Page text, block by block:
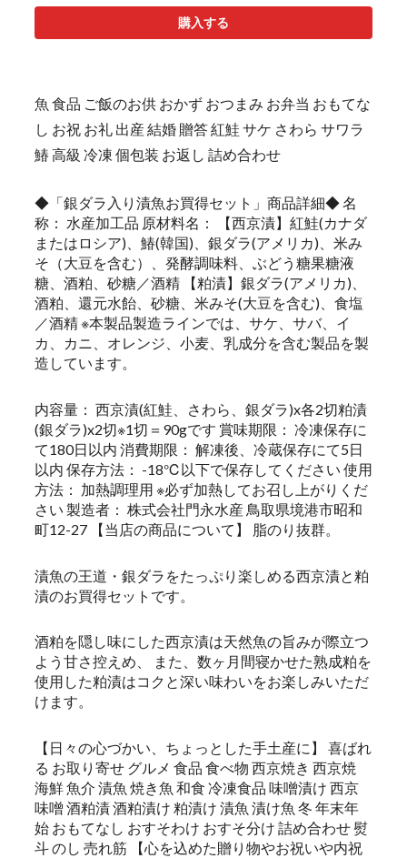
購入する
魚 食品 ご飯のお供 おかず おつまみ お弁当 おもてな
し お祝 お礼 出産 結婚 贈答 紅鮭 サケ さわら サワラ
鰆 高級 冷凍 個包装 お返し 詰め合わせ
◆「銀ダラ入り漬魚お買得セット」商品詳細◆ 名
称： 水産加工品 原材料名： 【西京漬】紅鮭(カナダ
またはロシア)、鰆(韓国)、銀ダラ(アメリカ)、米み
そ（大豆を含む）、発酵調味料、ぶどう糖果糖液
糖、酒粕、砂糖／酒精 【粕漬】銀ダラ(アメリカ)、
酒粕、還元水飴、砂糖、米みそ(大豆を含む)、食塩
／酒精 ※本製品製造ラインでは、サケ、サバ、イ
カ、カニ、オレンジ、小麦、乳成分を含む製品を製
造しています。
内容量： 西京漬(紅鮭、さわら、銀ダラ)x各2切粕漬
(銀ダラ)x2切※1切＝90gです 賞味期限： 冷凍保存に
て180日以内 消費期限： 解凍後、冷蔵保存にて5日
以内 保存方法： -18℃以下で保存してください 使用
方法： 加熱調理用 ※必ず加熱してお召し上がりくだ
さい 製造者： 株式会社門永水産 鳥取県境港市昭和
町12-27 【当店の商品について】 脂のり抜群。
漬魚の王道・銀ダラをたっぷり楽しめる西京漬と粕
漬のお買得セットです。
酒粕を隠し味にした西京漬は天然魚の旨みが際立つ
よう甘さ控えめ、 また、数ヶ月間寝かせた熟成粕を
使用した粕漬はコクと深い味わいをお楽しみいただ
けます。
【日々の心づかい、ちょっとした手土産に】 喜ばれ
る お取り寄せ グルメ 食品 食べ物 西京焼き 西京焼
海鮮 魚介 漬魚 焼き魚 和食 冷凍食品 味噌漬け 西京
味噌 酒粕漬 酒粕漬け 粕漬け 漬魚 漬け魚 冬 年末年
始 おもてなし おすそわけ おすそ分け 詰め合わせ 熨
斗 のし 売れ筋 【心を込めた贈り物やお祝いや内祝